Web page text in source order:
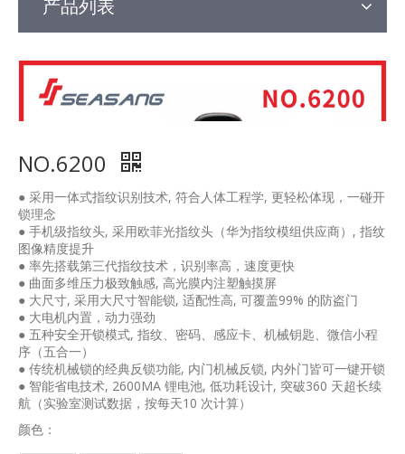
产品列表
NO.6200
● 采用一体式指纹识别技术, 符合人体工程学, 更轻松体现，一碰开
锁理念
● 手机级指纹头, 采用欧菲光指纹头（华为指纹模组供应商）, 指纹
图像精度提升
● 率先搭载第三代指纹技术，识别率高，速度更快
● 曲面多维压力极致触感, 高光膜内注塑触摸屏
● 大尺寸, 采用大尺寸智能锁, 适配性高, 可覆盖99% 的防盗门
● 大电机内置，动力强劲
● 五种安全开锁模式, 指纹、密码、感应卡、机械钥匙、微信小程
序（五合一）
● 传统机械锁的经典反锁功能, 内门机械反锁, 内外门皆可一键开锁
● 智能省电技术, 2600MA 锂电池, 低功耗设计, 突破360 天超长续
航（实验室测试数据，按每天10 次计算）
颜色：